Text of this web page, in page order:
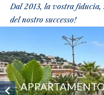
Dal 2013, la vostra fiducia,
del nostro successo!